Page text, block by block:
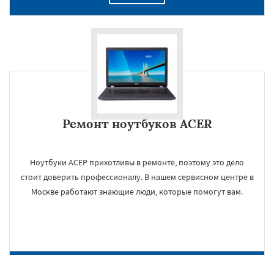
Ремонт ноутбуков ACER
Ноутбуки АСЕР прихотливы в ремонте, поэтому это дело
стоит доверить профессионалу. В нашем сервисном центре в
Москве работают знающие люди, которые помогут вам.